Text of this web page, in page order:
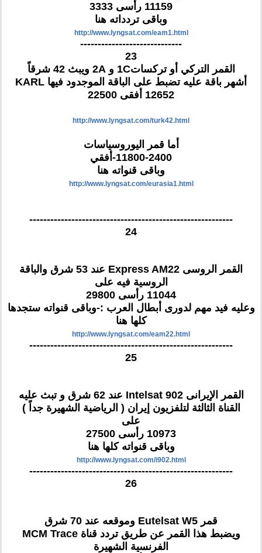
11159 رأسى 3333
وباقى تردداته هنا
http://www.lyngsat.com/eam1.html
-----------------------------
23
القمر التركي أو تركسات1C و 2A ويبث 42 شرقاً
أشهر باقة عليه تضبط على الباقة الموجدود فيها KARL
12652 أفقى 22500
http://www.lyngsat.com/turk42.html
أما قمر اليوروسياسات
11800-2400-أفقي
وباقى قنواته هنا
http://www.lyngsat.com/eurasia1.html
----------------------------------------------------------
24
القمر الروسى Express AM22 عند 53 شرق والباقة
الروسية فيه على
11044 رأسى 29800
وعليه فيد مهم لدورى أبطال العرب :-وباقى قنواته ستجدها
كلها هنا
http://www.lyngsat.com/eam22.html
----------------------------------------------------------
25
القمر الإيرانى Intelsat 902 عند 62 شرق و تبث عليه
القناة الثالثة لتلفزيون إيران ( الرياضية الشهيرة جداً )
على
10973 رأسى 27500
وباقى قنواته كلها هنا
http://www.lyngsat.com/i902.html
----------------------------------------------------------
26
قمر Eutelsat W5 وموقعه عند 70 شرق
ويضبط هذا القمر عن طريق تردد قناة MCM Trace
الفرنسية الشهيرة